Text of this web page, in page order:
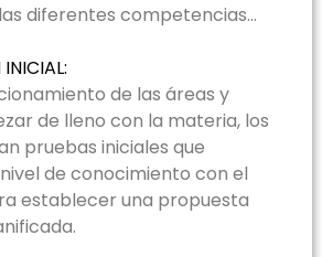
diferentes competencias…
de las áreas y
de lleno con la materia, los
pruebas iniciales que
de conocimiento con el
establecer una propuesta